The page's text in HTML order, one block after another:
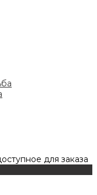
для заказа